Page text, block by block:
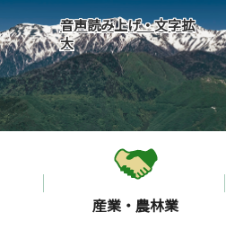
音声読み上げ・文字拡
大
産業・農林業